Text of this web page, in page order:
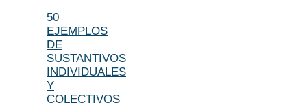
50
EJEMPLOS
DE
SUSTANTIVOS
INDIVIDUALES
Y
COLECTIVOS